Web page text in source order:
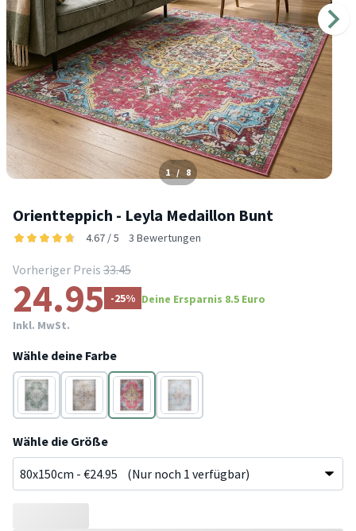
1 / 8
Orientteppich - Leyla Medaillon Bunt
4.67 / 5 3 Bewertungen
Vorheriger Preis 33.45
24.95 -25% Deine Ersparnis 8.5 Euro
Inkl. MwSt.
Wähle deine Farbe
Grün Taupe Bunt
Blau
Wähle die Größe